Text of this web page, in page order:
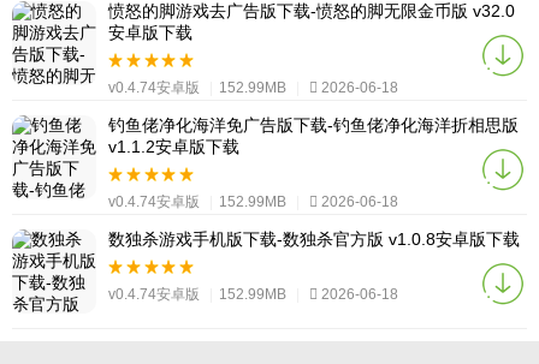
愤怒的脚游戏去广告版下载-愤怒的脚无限金币版 v32.0
安卓版下载
v0.4.74安卓版 152.99MB 2026-06-18
钓鱼佬净化海洋免广告版下载-钓鱼佬净化海洋折相思版
v1.1.2安卓版下载
v0.4.74安卓版 152.99MB 2026-06-18
数独杀游戏手机版下载-数独杀官方版 v1.0.8安卓版下载
v0.4.74安卓版 152.99MB 2026-06-18